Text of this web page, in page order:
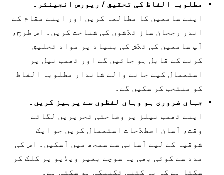
مطلوبہ الفاظ کی تحقیق / ریورس انجینئر۔
اپنے سامعین کا مطالعہ کریں اور اپنے مقام کے
اندر رجحان ساز تلاشوں کی شناخت کریں۔ اس طرح،
آپ سامعین کی تلاش کی بنیاد پر مواد تخلیق
کرنے کے قابل ہو جائیں گے اور تھمب نیل پر
استعمال کیے جانے والے شاندار مطلوبہ الفاظ
کو منتخب کر سکیں گے۔
جہاں ضروری ہو وہاں لفظوں سے پرہیز کریں۔
اپنے تھمب نیلز پر وضاحتی تحریریں لگاتے
وقت، آسان اصطلاحات استعمال کریں جو ایک
شوقیہ کے لیے آسانی سے سمجھ میں آسکیں۔ اس کی
مدد سے کوئی بھی یہ سوچے بغیر ویڈیو پر کلک کر
سکتا ہے کہ یہ کتنی تکنیکی ہو سکتی ہے۔